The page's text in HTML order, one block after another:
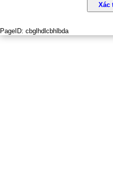
Xác
PageID: cbglhdlcbhlbda